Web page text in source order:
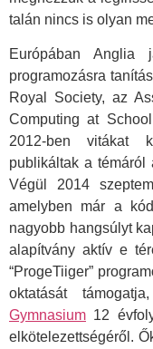
talán nincs is olyan
Európában Anglia
programozásra
Royal Society, az
Computing at
2012-ben vitákat
publikáltak a
Végül 2014
amelyben már a
nagyobb hangsúlyt
alapítvány aktív e
“ProgeTiiger”
oktatását
Gymnasium 12
elkötelezettségéről.